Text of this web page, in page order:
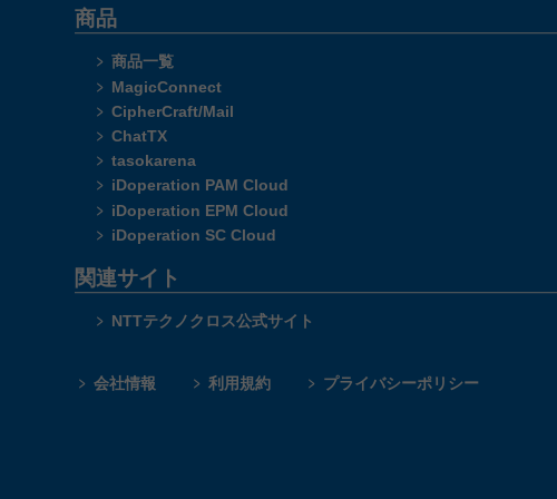
商品
商品一覧
MagicConnect
CipherCraft/Mail
ChatTX
tasokarena
iDoperation PAM Cloud
iDoperation EPM Cloud
iDoperation SC Cloud
関連サイト
NTTテクノクロス公式サイト
会社情報 利用規約 プライバシーポリシー